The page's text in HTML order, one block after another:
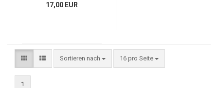
17,00 EUR
Sortieren nach 16 pro Seite
1